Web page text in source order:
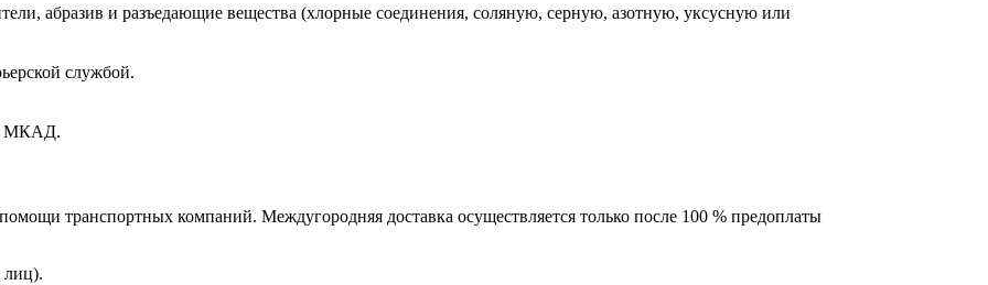
абразив и разъедающие вещества (хлорные соединения, соляную, серную, азотную, уксусную или
службой.
МКАД.
транспортных компаний. Междугородняя доставка осуществляется только после 100 % предоплаты
лиц).